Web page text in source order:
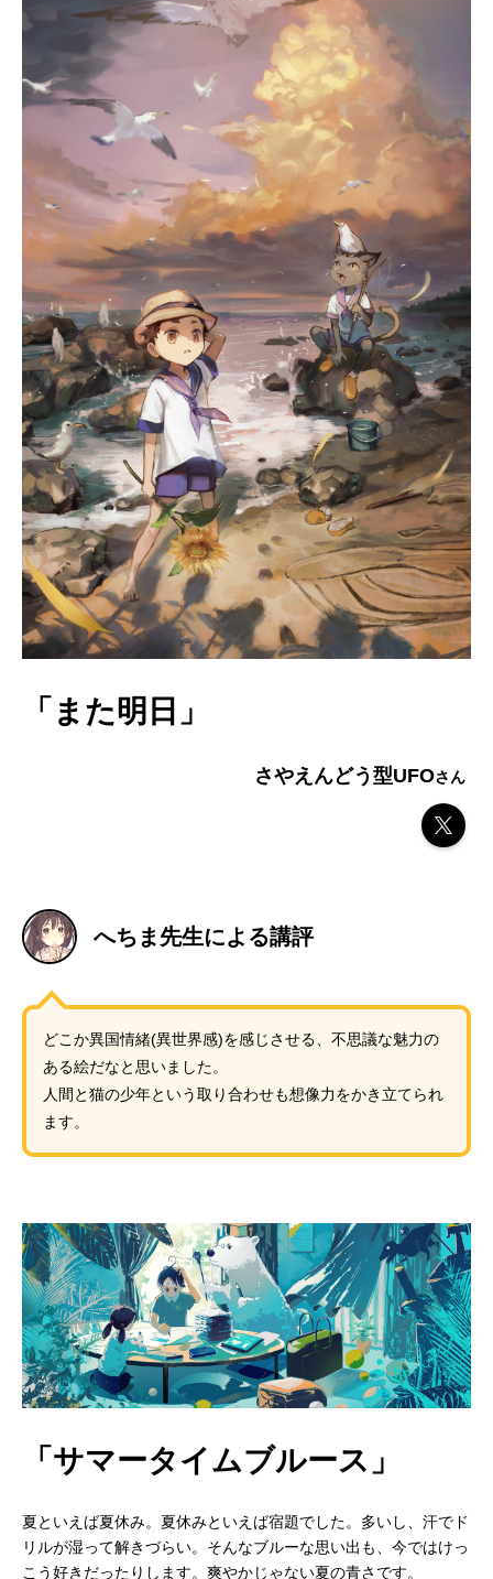
「また明日」
さやえんどう型UFO
へちま先生による講評
どこか異国情緒(異世界感)を感じさせる、不思議な魅力の
ある絵だなと思いました。
人間と猫の少年という取り合わせも想像力をかき立てられ
ます。
「サマータイムブルース」
夏といえば夏休み。夏休みといえば宿題でした。多いし、汗でド
リルが湿って解きづらい。そんなブルーな思い出も、今ではけっ
こう好きだったりします。爽やかじゃない夏の青さです。